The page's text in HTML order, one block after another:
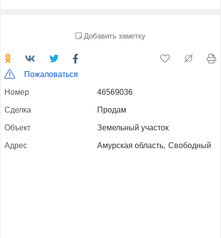
Добавить заметку
Пожаловаться
Но­мер 46569036
Сдел­ка Продам
Объ­ект Земельный участок
Ад­рес Амурская область, Свободный